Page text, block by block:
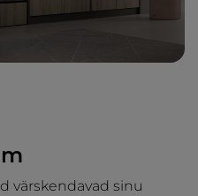
värskendavad sinu